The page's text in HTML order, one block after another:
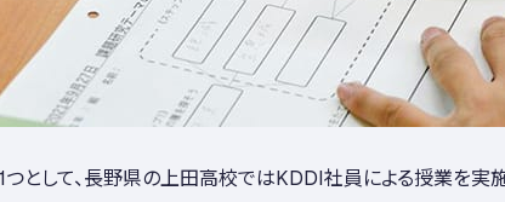
つとして、長野県の上田高校ではKDDI社員による授業を実施